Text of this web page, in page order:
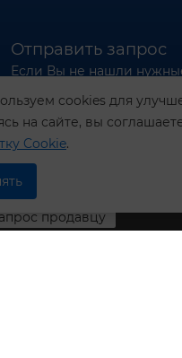
Отправить запрос
Если Вы не нашли
отправьте нам запрос
Отправить запрос
продавцу
cookies для
на сайте, вы
Cookie.